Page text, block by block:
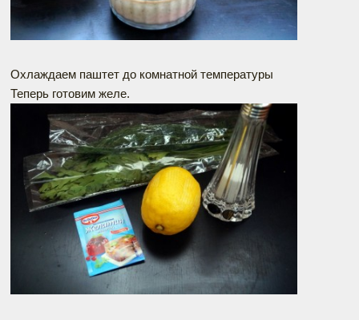
Охлаждаем паштет до комнатной температуры
Теперь готовим желе.